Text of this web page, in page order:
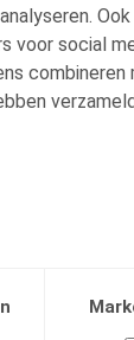
voor social
combineren